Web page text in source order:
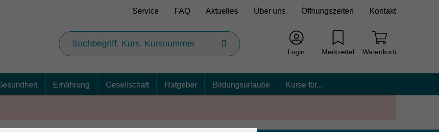
Service FAQ Aktuelles Über uns Öffnungszeiten Kontakt
Login Merkzettel Warenkorb
Ernährung Gesellschaft Ratgeber Bildungsurlaube Kurse für...